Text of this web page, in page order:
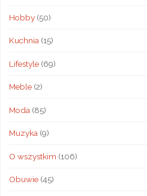
Hobby(50)
Kuchnia(15)
Lifestyle(69)
Meble(2)
Moda (85)
Muzyka(9)
O wszystkim (106)
Obuwie(45)